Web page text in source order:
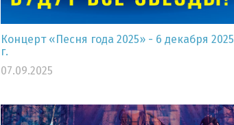
Концерт «Песня года 2025» - 6 декабря 2025
г.
07.09.2025